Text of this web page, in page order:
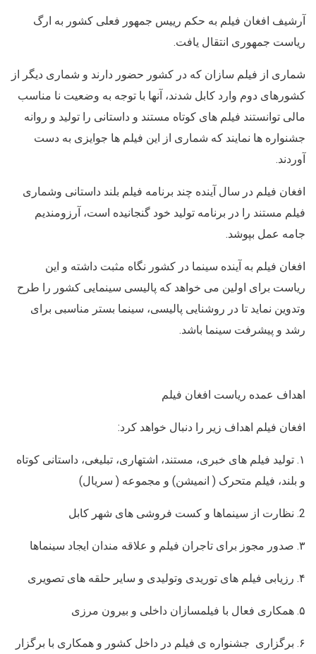
آرشیف افغان فیلم به حکم رییس جمهور فعلی کشور به ارگ
ریاست جمهوری انتقال یافت.
شماری از فیلم سازان که در کشور حضور دارند و شماری دیگر از
کشورهای دوم وارد کابل شدند، آنها با توجه به وضعیت نا مناسب
مالی توانستند فیلم های کوتاه مستند و داستانی را تولید و روانه
جشنواره ها نمایند که شماری از این فیلم ها جوایزی به دست
آوردند.
افغان فیلم در سال آینده چند برنامه فیلم بلند داستانی وشماری
فیلم مستند را در برنامه تولید خود گنجانیده است، آرزومندیم
جامه عمل بپوشد.
افغان فیلم به آینده سینما در کشور نگاه مثبت داشته و این
ریاست برای اولین می خواهد که پالیسی سینمایی کشور را طرح
وتدوین نماید تا در روشنایی پالیسی، سینما بستر مناسبی برای
رشد و پیشرفت سینما باشد.
اهداف عمده ریاست افغان فیلم
افغان فیلم اهداف زیر را دنبال خواهد کرد:
۱. تولید فیلم های خبری، مستند، اشتهاری، تبلیغی، داستانی کوتاه
و بلند، فیلم متحرک ( انمیشن) و مجموعه ( سریال)
2. نظارت از سینماها و کست فروشی های شهر کابل
۳. صدور مجوز برای تاجران فیلم و علاقه مندان ایجاد سینماها
۴. رزیابی فیلم های توریدی وتولیدی و سایر حلقه های تصویری
۵. همکاری فعال با فیلمسازان داخلی و بیرون مرزی
۶. برگزاری جشنواره ی فیلم در داخل کشور و همکاری با برگزار